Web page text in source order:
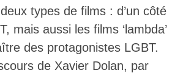
types de films : d’un côté
mais aussi les films ‘lambda’
des protagonistes LGBT.
de Xavier Dolan, par